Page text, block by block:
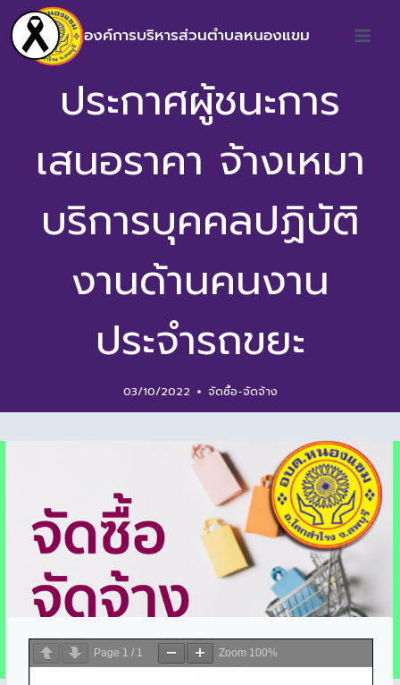
องค์การบริหารส่วนตำบลหนองแขม
ประกาศผู้ชนะการ
เสนอราคา จ้างเหมา
บริการบุคคลปฏิบัติ
งานด้านคนงาน
ประจำรถขยะ
03/10/2022 จัดซื้อ-จัดจ้าง
Page 1 / 1 Zoom 100%